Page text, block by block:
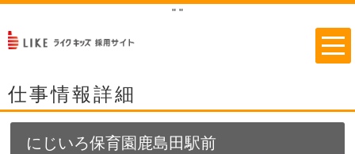
" "
仕事情報詳細
にじいろ保育園鹿島田駅前